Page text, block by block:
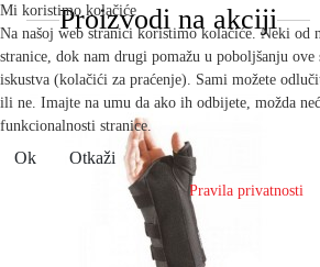
Proizvodi na akciji
Mi koristimo kolačiće
Na našoj web stranici koristimo kolačiće. Neki od
stranice, dok nam drugi pomažu u poboljšanju
iskustva (kolačići za praćenje). Sami možete
ili ne. Imajte na umu da ako ih odbijete, možda
funkcionalnosti stranice.
Ok Otkaži
Pravila privatnosti